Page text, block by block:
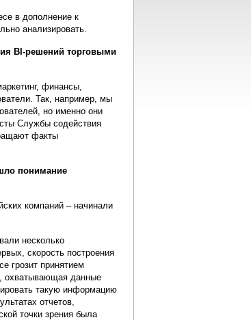
в дополнение к
анализировать.
BI-решений торговыми
финансы,
Так, например, мы
но именно они
Службы содействия
факты
понимание
компаний – начинали
несколько
скорость построения
грозит принятием
охватывающая данные
такую информацию
отчетов,
точки зрения была